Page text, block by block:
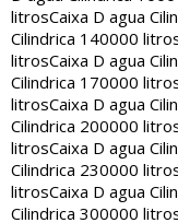
litrosCaixa D agua
Cilindrica 140000
litrosCaixa D agua
Cilindrica 170000
litrosCaixa D agua
Cilindrica 200000
litrosCaixa D agua
Cilindrica 230000
litrosCaixa D agua
Cilindrica 300000